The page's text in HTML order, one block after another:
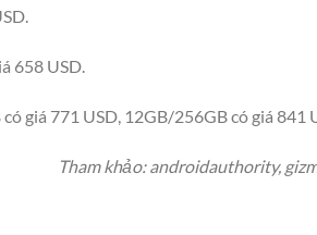
658 USD.
giá 771 USD, 12GB/256GB có giá 841
Tham khảo: androidauthority,